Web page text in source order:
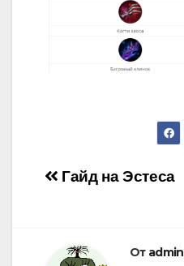
Навигация
записям
Гайд на Эстеса
От admin